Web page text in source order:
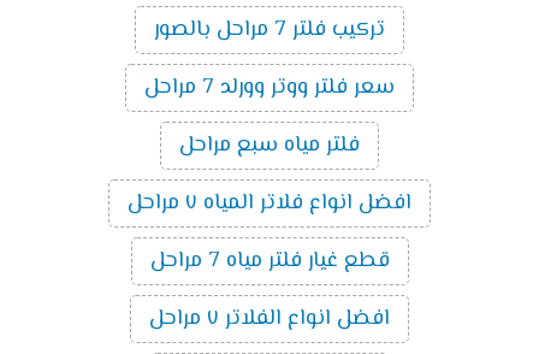
تركيب فلتر 7 مراحل بالصور
سعر فلتر ووتر وورلد 7 مراحل
فلتر مياه سبع مراحل
افضل انواع فلاتر المياه ٧ مراحل
قطع غيار فلتر مياه 7 مراحل
افضل انواع الفلاتر ٧ مراحل